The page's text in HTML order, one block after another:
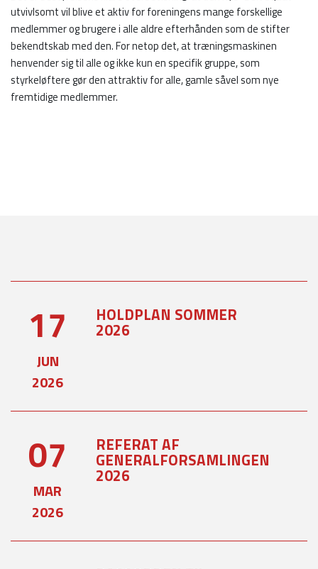
utvivlsomt vil blive et aktiv for foreningens mange forskellige
medlemmer og brugere i alle aldre efterhånden som de stifter
bekendtskab med den. For netop det, at træningsmaskinen
henvender sig til alle og ikke kun en specifik gruppe, som
styrkeløftere gør den attraktiv for alle, gamle såvel som nye
fremtidige medlemmer.
17
JUN
2026
HOLDPLAN SOMMER
2026
07
MAR
2026
REFERAT AF
GENERALFORSAMLINGEN
2026